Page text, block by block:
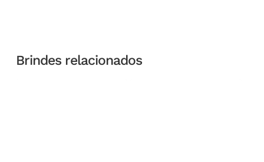
Brindes relacionados